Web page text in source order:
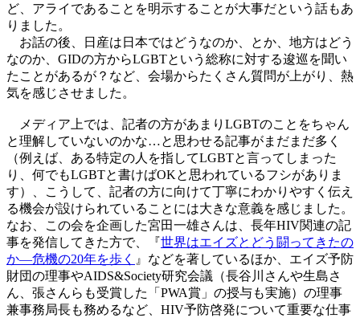
ど、アライであることを明示することが大事だという話もあ
りました。
お話の後、日産は日本ではどうなのか、とか、地方はどう
なのか、GIDの方からLGBTという総称に対する逡巡を聞い
たことがあるが？など、会場からたくさん質問が上がり、熱
気を感じさせました。
メディア上では、記者の方があまりLGBTのことをちゃん
と理解していないのかな…と思わせる記事がまだまだ多く
（例えば、ある特定の人を指してLGBTと言ってしまった
り、何でもLGBTと書けばOKと思われているフシがありま
す）、こうして、記者の方に向けて丁寧にわかりやすく伝え
る機会が設けられていることには大きな意義を感じました。
なお、この会を企画した宮田一雄さんは、長年HIV関連の記
事を発信してきた方で、『世界はエイズとどう闘ってきたの
か―危機の20年を歩く 』などを著しているほか、エイズ予防
財団の理事やAIDS&Society研究会議（長谷川さんや生島さ
ん、張さんらも受賞した「PWA賞」の授与も実施）の理事
兼事務局長も務めるなど、HIV予防啓発について重要な仕事